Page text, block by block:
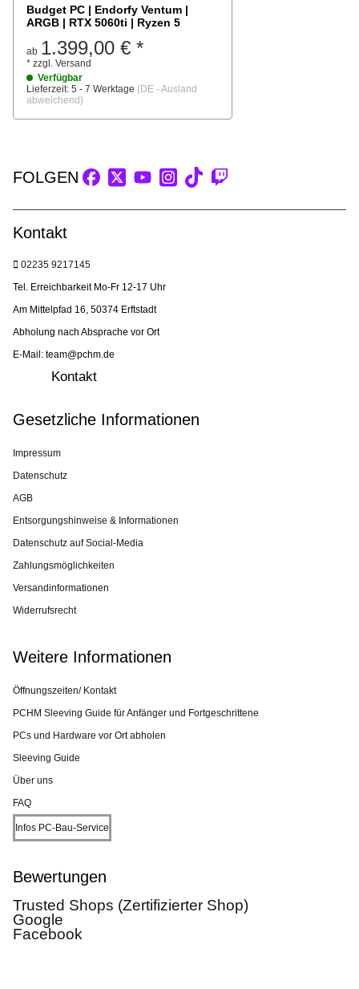
Budget PC | Endorfy Ventum |
ARGB | RTX 5060ti | Ryzen 5
ab 1.399,00 € *
* zzgl. Versand
Verfügbar
Lieferzeit: 5 - 7 Werktage (DE - Ausland
abweichend)
FOLGEN
Kontakt
02235 9217145
Tel. Erreichbarkeit Mo-Fr 12-17 Uhr
Am Mittelpfad 16, 50374 Erftstadt
Abholung nach Absprache vor Ort
E-Mail: team@pchm.de
Kontakt
Gesetzliche Informationen
Impressum
Datenschutz
AGB
Entsorgungshinweise & Informationen
Datenschutz auf Social-Media
Zahlungsmöglichkeiten
Versandinformationen
Widerrufsrecht
Weitere Informationen
Öffnungszeiten/ Kontakt
PCHM Sleeving Guide für Anfänger und Fortgeschrittene
PCs und Hardware vor Ort abholen
Sleeving Guide
Über uns
FAQ
Infos PC-Bau-Service
Bewertungen
Trusted Shops (Zertifizierter Shop)
Google
Facebook